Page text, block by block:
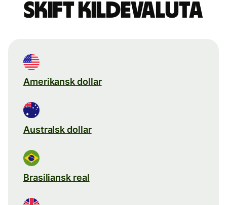
Skift kildevaluta
Amerikansk dollar
Australsk dollar
Brasiliansk real